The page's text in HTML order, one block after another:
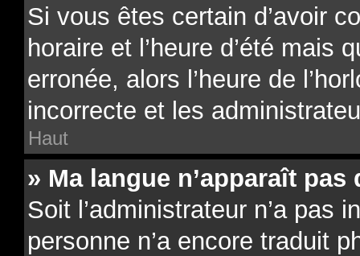
Si vous êtes certain d’avoir
horaire et l’heure d’été mais
erronée, alors l’heure de
incorrecte et les
Haut
» Ma langue n’apparaît
Soit l’administrateur n’a pas
personne n’a encore traduit